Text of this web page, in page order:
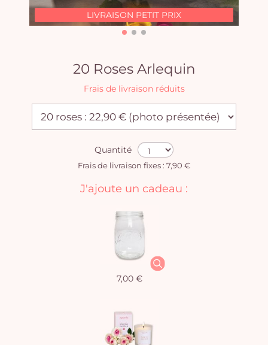
LIVRAISON PETIT PRIX
20 Roses Arlequin
Frais de livraison réduits
Quantité
Frais de livraison fixes : 7,90 €
J'ajoute un cadeau :
7,00 €